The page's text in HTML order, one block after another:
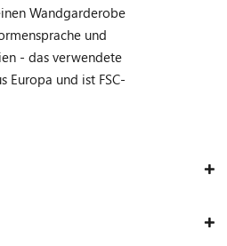
Wandgarderobe
und
- das verwendete
Europa und ist FSC-